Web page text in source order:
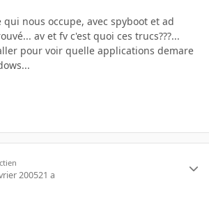
nous occupe, avec spyboot et ad
av et fv c'est quoi ces trucs???...
pour voir quelle applications demare
200521 a